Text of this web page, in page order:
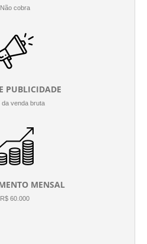
Não cobra
PUBLICIDADE
da venda bruta
MENSAL
R$ 60.000